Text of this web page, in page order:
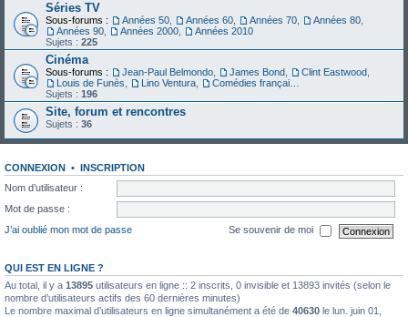
Séries TV
Sous-forums : Années 50 Années 60 Années 70 Années 80
Années 90
Années 2000
Années 2010
Sujets : 225
Cinéma
Sous-forums : Jean-Paul Belmondo James Bond Clint Eastwood
Louis de Funès
Lino Ventura
Sujets : 196
Site, forum et rencontres
Sujets : 36
CONNEXION • INSCRIPTION
Nom d’utilisateur :
Mot de passe :
J’ai oublié mon mot de passe
Se souvenir de moi
QUI EST EN LIGNE ?
Au total, il y a 13895 utilisateurs en ligne :: 2 inscrits, 0 invisible et 13893 invités (selon le
nombre d’utilisateurs actifs des 60 dernières minutes)
Le nombre maximal d’utilisateurs en ligne simultanément a été de 40630 le lun. juin 01,